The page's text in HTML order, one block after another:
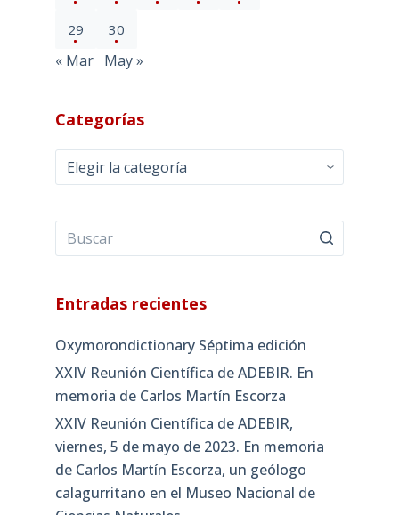
29 30
« Mar May »
Categorías
Categorías
Entradas recientes
Oxymorondictionary Séptima edición
XXIV Reunión Científica de ADEBIR. En
memoria de Carlos Martín Escorza
XXIV Reunión Científica de ADEBIR,
viernes, 5 de mayo de 2023. En memoria
de Carlos Martín Escorza, un geólogo
calagurritano en el Museo Nacional de